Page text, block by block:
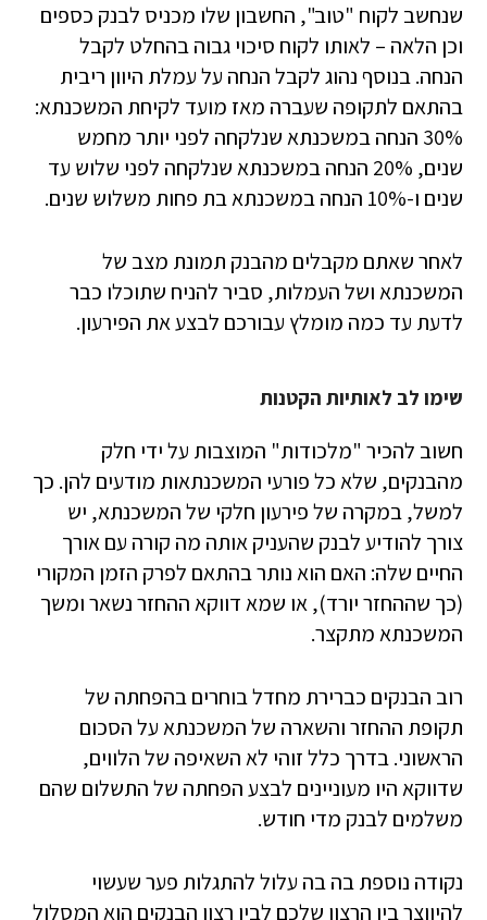
שנחשב לקוח "טוב", החשבון שלו מכניס לבנק כספים
וכן הלאה – לאותו לקוח סיכוי גבוה בהחלט לקבל
הנחה. בנוסף נהוג לקבל הנחה על עמלת היוון ריבית
בהתאם לתקופה שעברה מאז מועד לקיחת המשכנתא:
30% הנחה במשכנתא שנלקחה לפני יותר מחמש
שנים, 20% הנחה במשכנתא שנלקחה לפני שלוש עד
שנים ו-10% הנחה במשכנתא בת פחות משלוש שנים.
לאחר שאתם מקבלים מהבנק תמונת מצב של
המשכנתא ושל העמלות, סביר להניח שתוכלו כבר
לדעת עד כמה מומלץ עבורכם לבצע את הפירעון.
שימו לב לאותיות הקטנות
חשוב להכיר "מלכודות" המוצבות על ידי חלק
מהבנקים, שלא כל פורעי המשכנתאות מודעים להן. כך
למשל, במקרה של פירעון חלקי של המשכנתא, יש
צורך להודיע לבנק שהעניק אותה מה קורה עם אורך
החיים שלה: האם הוא נותר בהתאם לפרק הזמן המקורי
(כך שההחזר יורד), או שמא דווקא ההחזר נשאר ומשך
המשכנתא מתקצר.
רוב הבנקים כברירת מחדל בוחרים בהפחתה של
תקופת ההחזר והשארה של המשכנתא על הסכום
הראשוני. בדרך כלל זוהי לא השאיפה של הלווים,
שדווקא היו מעוניינים לבצע הפחתה של התשלום שהם
משלמים לבנק מדי חודש.
נקודה נוספת בה בה עלול להתגלות פער שעשוי
להיווצר בין הרצון שלכם לבין רצון הבנקים הוא המסלול